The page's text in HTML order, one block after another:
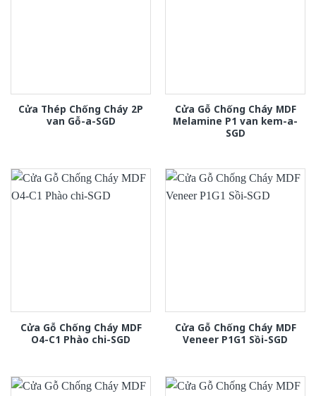
Cửa Thép Chống Cháy 2P
van Gỗ-a-SGD
Cửa Gỗ Chống Cháy MDF
Melamine P1 van kem-a-
SGD
Cửa Gỗ Chống Cháy MDF
O4-C1 Phào chi-SGD
Cửa Gỗ Chống Cháy MDF
Veneer P1G1 Sồi-SGD